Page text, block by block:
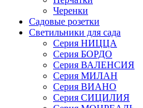
Черенки
Садовые розетки
Светильники для сада
Серия НИЦЦА
Серия БОРДО
Серия ВАЛЕНСИЯ
Серия МИЛАН
Серия ВИАНО
Серия СИЦИЛИЯ